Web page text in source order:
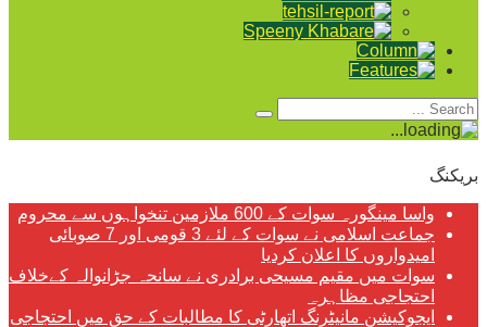
بریکنگ
واسا مینگورہ سوات کے 600 ملازمین تنخواہوں سے محروم
جماعت اسلامی نے سوات کے لئے 3 قومی اور 7 صوبائی
امیدواروں کا اعلان کردیا
سوات میں مقیم مسیحی برادری نے سانحہ جڑانوالہ کےخلاف
احتجاجی مظاہرہ
ایجوکیشن مانیٹرنگ اتھارٹی کا مطالبات کے حق میں احتجاجی